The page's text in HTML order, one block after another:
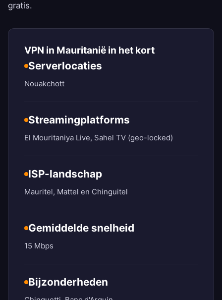
gratis.
VPN in Mauritanië in het kort
Serverlocaties
Nouakchott
Streamingplatforms
El Mouritaniya Live, Sahel TV (geo-locked)
ISP-landschap
Mauritel, Mattel en Chinguitel
Gemiddelde snelheid
15 Mbps
Bijzonderheden